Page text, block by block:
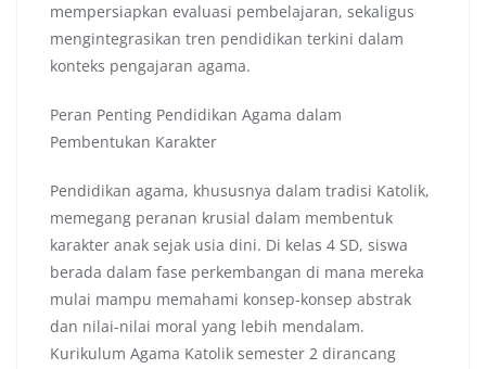
mempersiapkan evaluasi pembelajaran, sekaligus
mengintegrasikan tren pendidikan terkini dalam
konteks pengajaran agama.
Peran Penting Pendidikan Agama dalam
Pembentukan Karakter
Pendidikan agama, khususnya dalam tradisi Katolik,
memegang peranan krusial dalam membentuk
karakter anak sejak usia dini. Di kelas 4 SD, siswa
berada dalam fase perkembangan di mana mereka
mulai mampu memahami konsep-konsep abstrak
dan nilai-nilai moral yang lebih mendalam.
Kurikulum Agama Katolik semester 2 dirancang